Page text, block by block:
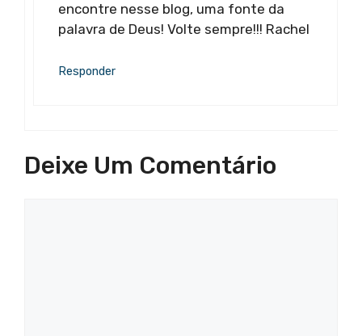
encontre nesse blog, uma fonte da
palavra de Deus! Volte sempre!!! Rachel
Responder
Deixe Um Comentário